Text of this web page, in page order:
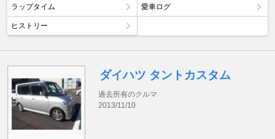
ラップタイム 愛車ログ
ヒストリー
ダイハツ タントカスタム
過去所有のクルマ
2013/11/10